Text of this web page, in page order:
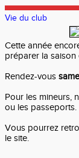
Vie du club
Cette année
préparer la saison
Rendez-vous
Pour les mineurs,
ou les passeports.
Vous pourrez
le site.